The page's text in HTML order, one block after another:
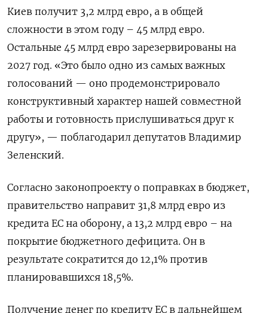
Киев получит 3,2 млрд евро, а в общей
сложности в этом году – 45 млрд евро.
Остальные 45 млрд евро зарезервированы на
2027 год. «Это было одно из самых важных
голосований — оно продемонстрировало
конструктивный характер нашей совместной
работы и готовность прислушиваться друг к
другу», — поблагодарил депутатов Владимир
Зеленский.
Согласно законопроекту о поправках в бюджет,
правительство направит 31,8 млрд евро из
кредита ЕС на оборону, а 13,2 млрд евро – на
покрытие бюджетного дефицита. Он в
результате сократится до 12,1% против
планировавшихся 18,5%.
Получение денег по кредиту ЕС в дальнейшем